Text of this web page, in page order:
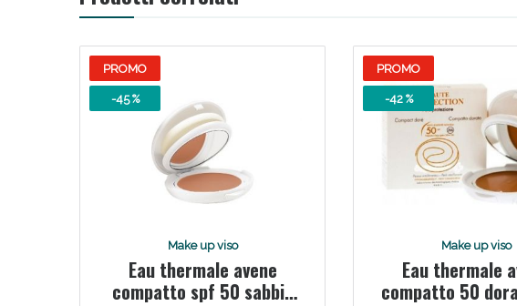
PROMO
-45 %
Make up viso
Eau thermale avene
compatto spf 50 sabbia
PROMO
-42 %
Make up viso
Eau thermale
compatto 50